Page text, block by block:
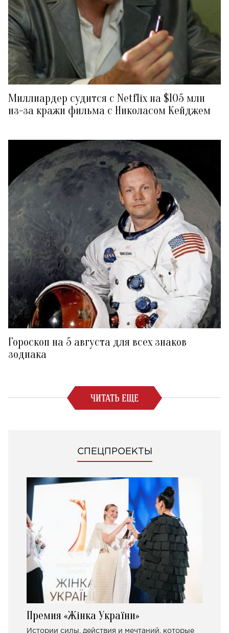
Миллиардер судится с Netflix на $105 млн
из-за кражи фильма с Николасом Кейджем
Гороскоп на 5 августа для всех знаков
зодиака
ЧИТАТЬ ЕЩЕ
СПЕЦПРОЕКТЫ
Премия «Жінка України»
Истории силы, действия и мечтаний, которые